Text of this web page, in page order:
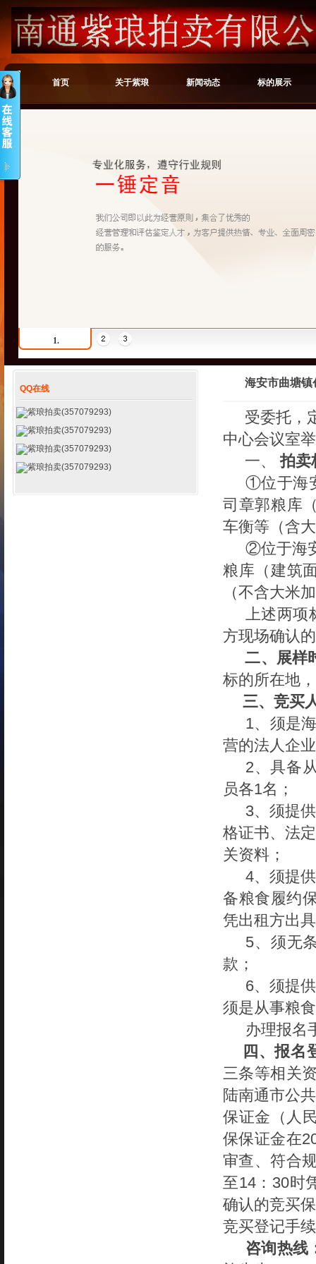
首页 关于紫琅 新闻动态 标的展示
1.
QQ在线
紫琅拍卖(357079293)
紫琅拍卖(357079293)
紫琅拍卖(357079293)
紫琅拍卖(357079293)
海安市曲塘镇
受委托，
中心会议室
一、拍卖
①位于海
司 章郭粮库
车衡等（含
②位于海
粮库（建筑
（不含大米
上述两项
方现场确认
二、展样
标的所在地
三、竞买
1、须是
营的法人企
2、具备
员各1名；
3、须提
格证书、法
关资料；
4、须提
备粮食履约
凭出租方出
5、须无
款；
6、须提
须是从事粮
办理报名
四、报名
三条等相关
陆南通市公
保证金（人
保保证金在
审查、符合
至14： 30时
确认的竞买
竞买登记手
咨询热线